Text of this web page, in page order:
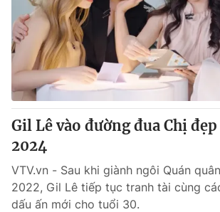
Học trực tuyến
Hitech Công nghệ tương lai
Sản phẩm
Thị trường
Tư vấn
Giao lưu trực tuyến
Lịch phát sóng
Chuyên mục khác
Emagazine
Photo
Gil Lê vào đường đua Chị
2024
VTV.vn - Sau khi giành ngôi Quán
2022, Gil Lê tiếp tục tranh tài cùng
dấu ấn mới cho tuổi 30.